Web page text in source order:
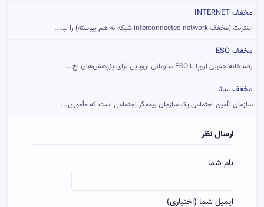
مخفف INTERNET
اینترنت (مخفف interconnected network شبکه به هم پیوسته) را ب...
مخفف ESO
رصدخانه جنوبی اروپا یا ESO سازمانی اروپایی برای پژوهش‌های اخ...
مخفف ساتا
سازمان تأمین اجتماعی یک سازمان بیمه‌گر اجتماعی است که مأموری...
ارسال نظر
نام شما
ایمیل شما (اختیاری)